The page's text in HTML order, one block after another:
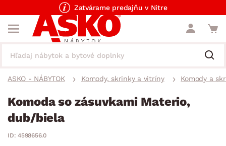
Zatvárame predajňu v Nitre
ASKO - NÁBYTOK Komody, skrinky a vitríny Komody a
Komoda so zásuvkami Materio,
dub/biela
ID: 4598656.0